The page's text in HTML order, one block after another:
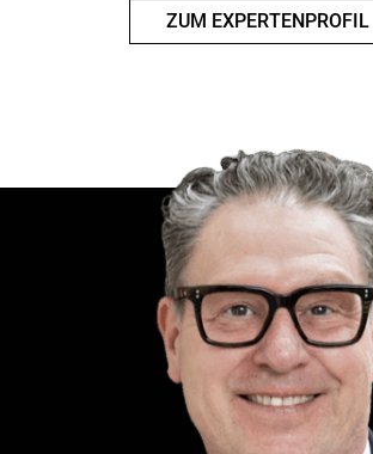
ZUM EXPERTENPROFIL